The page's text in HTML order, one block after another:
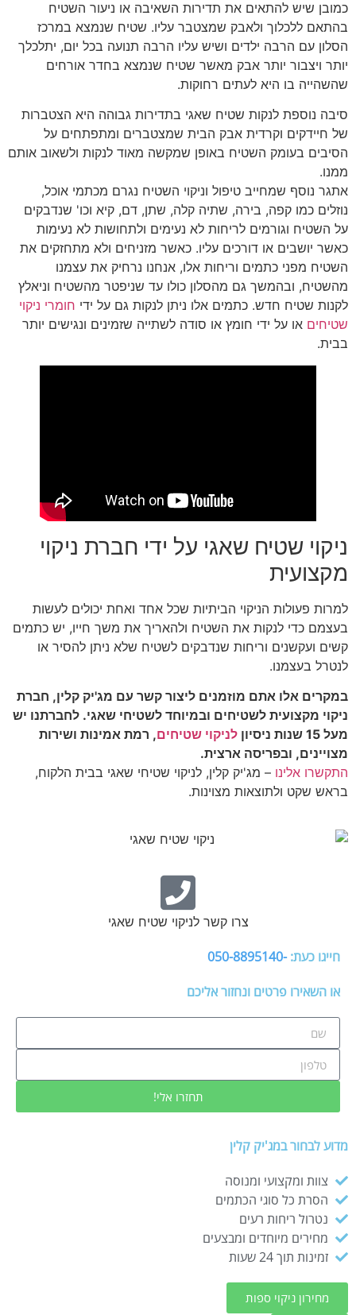
כמובן שיש להתאים את תדירות השאיבה או ניעור השטיח
בהתאם ללכלוך ולאבק שמצטבר עליו. שטיח שנמצא במרכז
הסלון עם הרבה ילדים ושיש עליו הרבה תנועה בכל יום, יתלכלך
יותר ויצבור יותר אבק מאשר שטיח שנמצא בחדר אורחים
שהשהייה בו היא לעתים רחוקות.
סיבה נוספת לנקות שטיח שאגי בתדירות גבוהה היא הצטברות
של חיידקים וקרדית אבק הבית שמצטברים ומתפתחים על
הסיבים בעומק השטיח באופן שמקשה מאוד לנקות ולשאוב אותם
ממנו.
אתגר נוסף שמחייב טיפול וניקוי השטיח נגרם מכתמי אוכל,
נוזלים כמו קפה, בירה, שתיה קלה, שתן, דם, קיא וכו' שנדבקים
על השטיח וגורמים לריחות לא נעימים ולתחושות לא נעימות
כאשר יושבים או דורכים עליו. כאשר מזניחים ולא מתחזקים את
השטיח מפני כתמים וריחות אלו, אנחנו נרחיק את עצמנו
מהשטיח, ובהמשך גם מהסלון כולו עד שניפטר מהשטיח וניאלץ
לקנות שטיח חדש. כתמים אלו ניתן לנקות גם על ידי חומרי ניקוי
שטיחיםאו על ידי חומץ או סודה לשתייה שזמינים ונגישים יותר
בבית.
ניקוי שטיח שאגי על ידי חברת ניקוי
מקצועית
למרות פעולות הניקוי הביתיות שכל אחד ואחת יכולים לעשות
בעצמם כדי לנקות את השטיח ולהאריך את משך חייו, יש כתמים
קשים ועקשנים וריחות שנדבקים לשטיח שלא ניתן להסיר או
לנטרל בעצמנו.
במקרים אלו אתם מוזמנים ליצור קשר עם מג'יק קלין, חברת
ניקוי מקצועית לשטיחים ובמיוחד לשטיחי שאגי. לחברתנו יש
מעל 15 שנות ניסיון
לניקוי שטיחים, רמת אמינות ושירות
מצויינים, ובפריסה ארצית.
התקשרו אלינו– מג'יק קלין, לניקוי שטיחי שאגי בבית הלקוח,
בראש שקט ולתוצאות מצוינות.
צרו קשר לניקוי שטיח שאגי
חייגו כעת:-050-8895140
או השאירו פרטים ונחזור אליכם
תחזרו אלי!
מדוע לבחור במג'יק קלין
צוות ומקצועי ומנוסה
הסרת כל סוגי הכתמים
נטרול ריחות רעים
מחירים מיוחדים ומבצעים
זמינות תוך 24 שעות
מחירון ניקוי ספות